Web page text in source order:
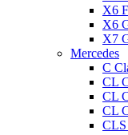
X6
X6
X7
Mercedes
C
CL
CL
CL
CLS